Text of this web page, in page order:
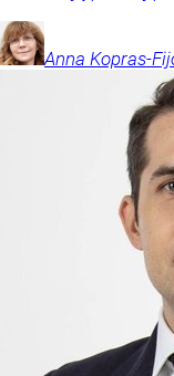
Anna Kopras-